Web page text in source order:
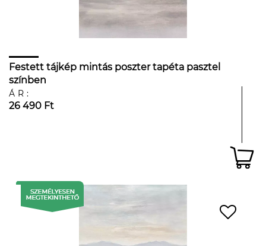
Festett tájkép mintás poszter tapéta pasztel
színben
ÁR:
26 490 Ft